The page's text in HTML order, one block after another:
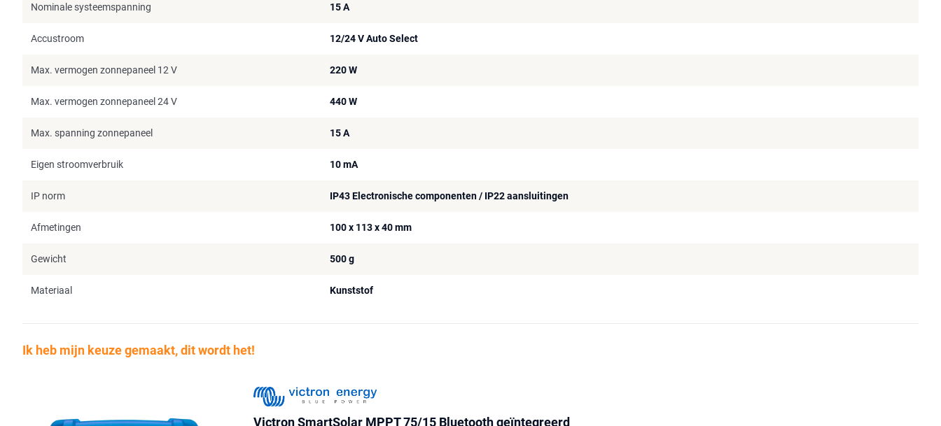
Nominale systeemspanning 15 A
Accustroom 12/24 V Auto Select
Max. vermogen zonnepaneel 12 V 220 W
Max. vermogen zonnepaneel 24 V 440 W
Max. spanning zonnepaneel 15 A
Eigen stroomverbruik 10 mA
IP norm IP43 Electronische componenten / IP22 aansluitingen
Afmetingen 100 x 113 x 40 mm
Gewicht 500 g
Materiaal Kunststof
Ik heb mijn keuze gemaakt, dit wordt het!
Victron SmartSolar MPPT 75/15 Bluetooth geïntegreerd